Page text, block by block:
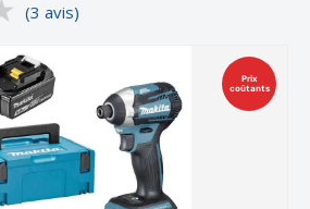
(3 avis)
Prix
coûtants